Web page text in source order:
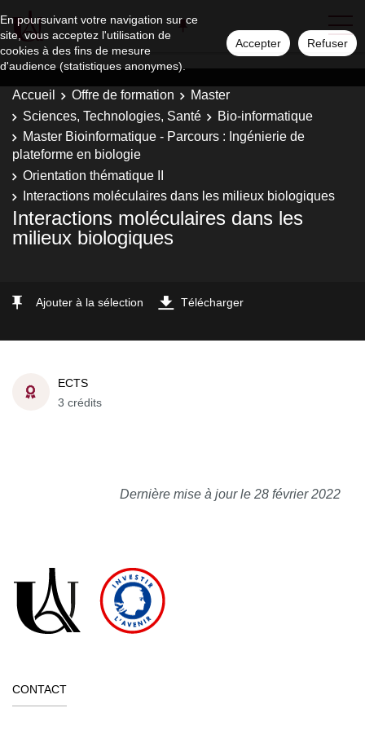
En poursuivant votre navigation sur ce
site, vous acceptez l'utilisation de
cookies à des fins de mesure
d'audience (statistiques anonymes).
Accepter Refuser
Accueil Offre de formation
Master
Sciences, Technologies, Santé
Bio-informatique
Master Bioinformatique - Parcours : Ingénierie de
plateforme en biologie
Orientation thématique II
Interactions moléculaires dans les milieux biologiques
Interactions moléculaires dans les
milieux biologiques
Ajouter à la sélection Télécharger
ECTS
3 crédits
Dernière mise à jour le 28 février 2022
CONTACT